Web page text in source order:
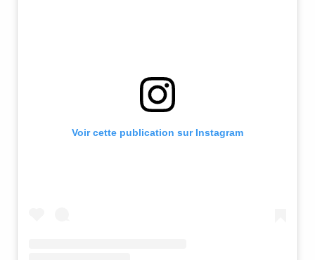
Voir cette publication sur Instagram